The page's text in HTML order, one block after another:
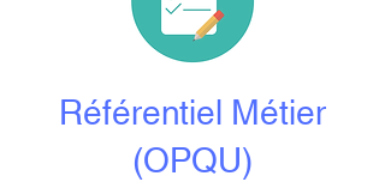
Référentiel Métier
(OPQU)